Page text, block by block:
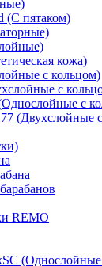
(С пятаком)
кожа)
с кольцом)
с
с
(Двухслойные
REMO
(Однослойные